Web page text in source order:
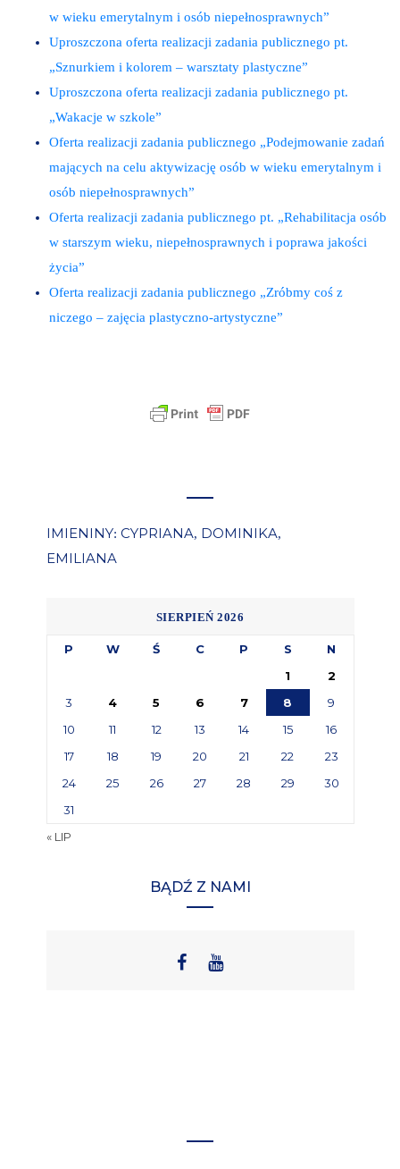
w wieku emerytalnym i osób niepełnosprawnych”
Uproszczona oferta realizacji zadania publicznego pt.
„Sznurkiem i kolorem – warsztaty plastyczne”
Uproszczona oferta realizacji zadania publicznego pt.
„Wakacje w szkole”
Oferta realizacji zadania publicznego „Podejmowanie zadań
mających na celu aktywizację osób w wieku emerytalnym i
osób niepełnosprawnych”
Oferta realizacji zadania publicznego pt. „Rehabilitacja osób
w starszym wieku, niepełnosprawnych i poprawa jakości
życia”
Oferta realizacji zadania publicznego „Zróbmy coś z
niczego – zajęcia plastyczno-artystyczne”
IMIENINY: CYPRIANA, DOMINIKA,
EMILIANA
SIERPIEŃ 2026
P W Ś C P S
N
1
2
3
4 5 6 7 8
9
10
11 12 13 14 15
16
17
18 19 20 21 22
23
24
25 26 27 28 29
30
31
« LIP
BĄDŹ Z NAMI